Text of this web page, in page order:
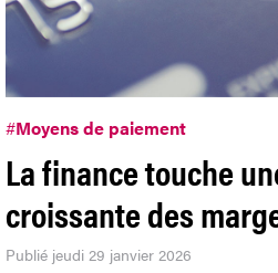
#Moyens de paiement
La finance touche
croissante des
Publié jeudi 29 janvier 2026